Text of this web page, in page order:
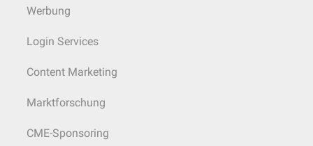
Werbung
Login Services
Content Marketing
Marktforschung
CME-Sponsoring